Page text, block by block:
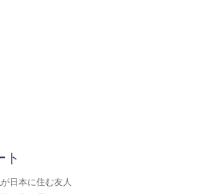
ト
日本に住む友人